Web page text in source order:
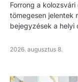
Forrong a
tömegesen jelentek
bejegyzések a
2026. augusztus 8.